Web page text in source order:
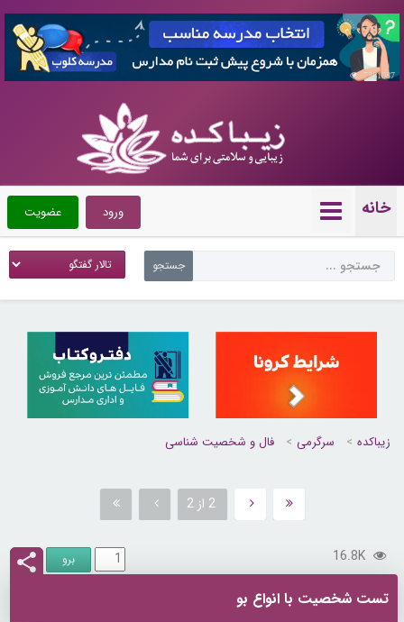
7361087
خانه عضویت ورود
زیباکده سرگرمی فال و شخصیت شناسی
2 از 2
16.8K
تست شخصیت با انواع بو